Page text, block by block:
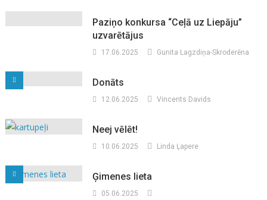
Paziņo konkursa “Ceļā uz Liepāju”
uzvarētājus
17.06.2025 Gunita Lagzdiņa-Skroderēna
Donāts
12.06.2025 Vincents Davids
Neej vēlēt!
10.06.2025 Linda Ļapere
Ģimenes lieta
05.06.2025